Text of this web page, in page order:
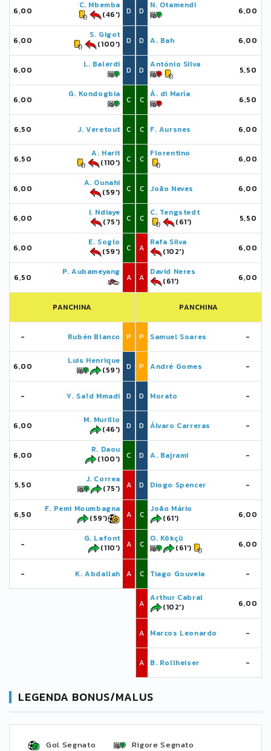
6,00
C. Mbemba
(46')
D
6,00
S. Gigot
(100')
D
6,00
L. Balerdi
D
6,00
G. Kondogbia
C
6,50 J. Veretout C
6,50
A. Harit
(110')
C
6,00
A. Ounahi
(59')
C
6,00
I. Ndiaye
(75')
C
6,00
E. Soglo
(59')
C
6,50
P. Aubameyang
A
PANCHINA
- Rubén Blanco P
6,00
Luis Henrique
(59')
D
- Y. Saïd Mmadi D
6,00
M. Murillo
(46')
D
6,00
R. Daou
(100')
C
5,50
J. Correa
(75')
A
6,50
F. Pemi Moumbagna
(59')
A
-
G. Lafont
(110')
A
- K. Abdallah A
D
N. Otamendi
6,00
D A. Bah 6,00
D
António Silva
5,50
C
Á. di María
6,50
C F. Aursnes 6,00
C
Florentino
6,00
C João Neves 6,00
C
C. Tengstedt
(61')
5,50
A
Rafa Silva
(102')
6,00
A
David Neres
(61')
6,00
PANCHINA
P Samuel Soares -
P André Gomes -
D Morato -
D Álvaro Carreras -
D A. Bajrami -
D Diogo Spencer -
C
João Mário
(61')
6,00
C
O. Kökçü
(61')
6,00
C Tiago Gouveia -
A
Arthur Cabral
(102')
6,00
A Marcos Leonardo -
A B. Rollheiser -
LEGENDA BONUS/MALUS
Gol Segnato
Rigore Segnato